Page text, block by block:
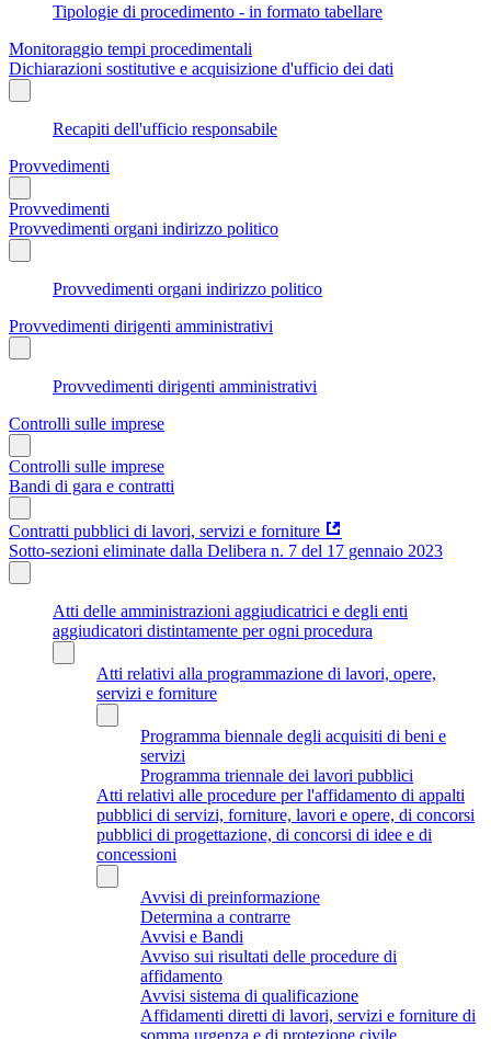
Tipologie di procedimento - in formato tabellare
Monitoraggio tempi procedimentali
Dichiarazioni sostitutive e acquisizione d'ufficio dei dati
Recapiti dell'ufficio responsabile
Provvedimenti
Provvedimenti
Provvedimenti organi indirizzo politico
Provvedimenti organi indirizzo politico
Provvedimenti dirigenti amministrativi
Provvedimenti dirigenti amministrativi
Controlli sulle imprese
Controlli sulle imprese
Bandi di gara e contratti
Contratti pubblici di lavori, servizi e forniture
Sotto-sezioni eliminate dalla Delibera n. 7 del 17 gennaio 2023
Atti delle amministrazioni aggiudicatrici e degli enti
aggiudicatori distintamente per ogni procedura
Atti relativi alla programmazione di lavori, opere,
servizi e forniture
Programma biennale degli acquisiti di beni e
servizi
Programma triennale dei lavori pubblici
Atti relativi alle procedure per l'affidamento di appalti
pubblici di servizi, forniture, lavori e opere, di concorsi
pubblici di progettazione, di concorsi di idee e di
concessioni
Avvisi di preinformazione
Determina a contrarre
Avvisi e Bandi
Avviso sui risultati delle procedure di
affidamento
Avvisi sistema di qualificazione
Affidamenti diretti di lavori, servizi e forniture di
somma urgenza e di protezione civile